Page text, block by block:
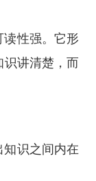
读性强。它形
识讲清楚，而
识之间内在